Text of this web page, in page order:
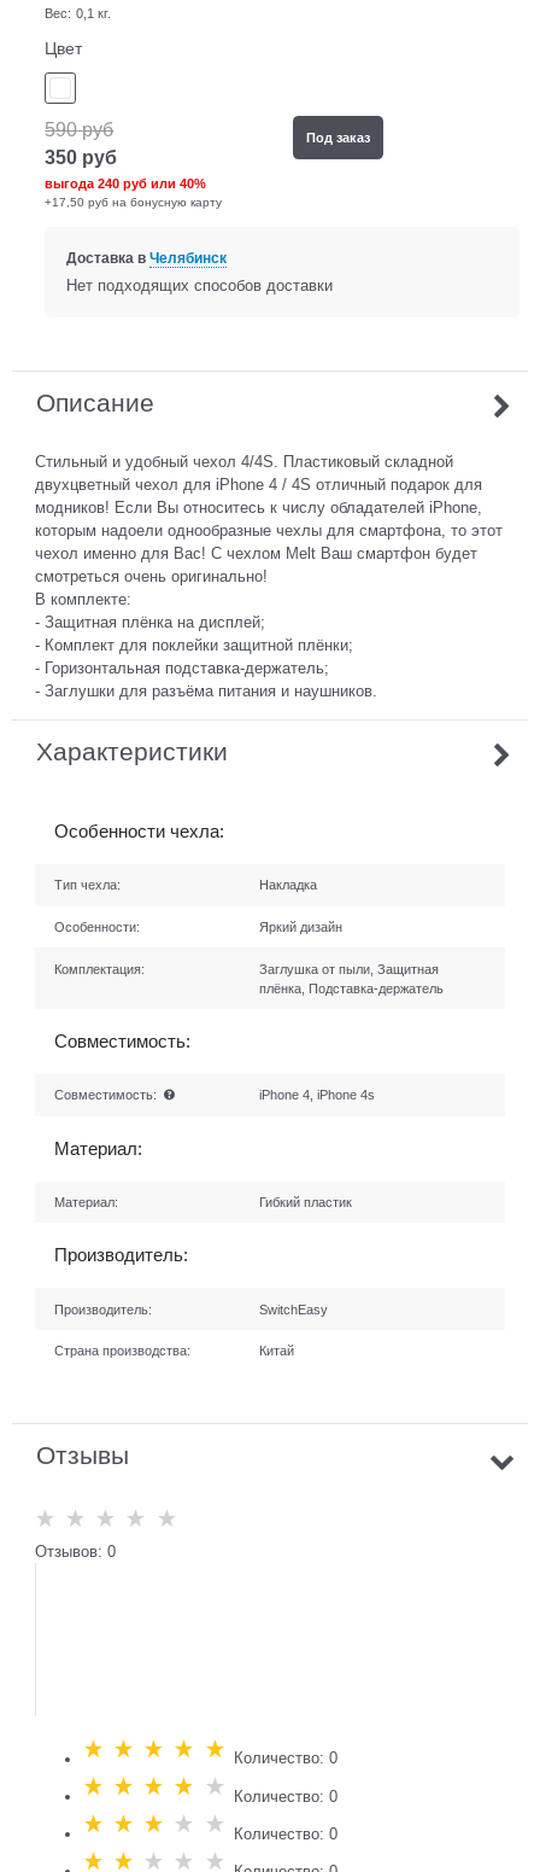
Вес: 0,1 кг.
Цвет
590 руб
350 руб
выгода240 руб или40%
+17,50 руб на бонусную карту
Под заказ
Доставка в Челябинск
Нет подходящих способов доставки
Описание
Стильный и удобный чехол 4/4S. Пластиковый складной
двухцветный чехол для iPhone 4 / 4S отличный подарок для
модников! Если Вы относитесь к числу обладателей iPhone,
которым надоели однообразные чехлы для смартфона, то этот
чехол именно для Вас! С чехлом Melt Ваш смартфон будет
смотреться очень оригинально!
В комплекте:
- Защитная плёнка на дисплей;
- Комплект для поклейки защитной плёнки;
- Горизонтальная подставка-держатель;
- Заглушки для разъёма питания и наушников.
Характеристики
Особенности чехла:
Тип чехла: Накладка
Особенности: Яркий дизайн
Комплектация:
Заглушка от пыли, Защитная
плёнка, Подставка-держатель
Совместимость:
Совместимость: iPhone 4, iPhone 4s
Материал:
Материал: Гибкий пластик
Производитель:
Производитель: SwitchEasy
Страна производства: Китай
Отзывы
Отзывов: 0
Количество: 0
Количество: 0
Количество: 0